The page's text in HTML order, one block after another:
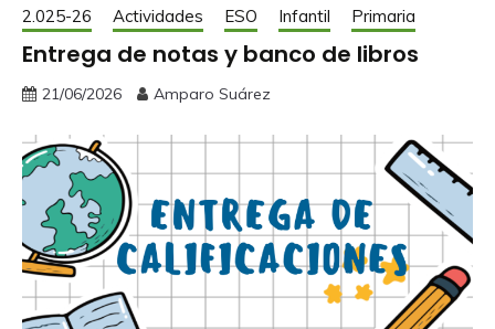
2.025-26 Actividades ESO Infantil Primaria
Entrega de notas y banco de libros
21/06/2026 Amparo Suárez